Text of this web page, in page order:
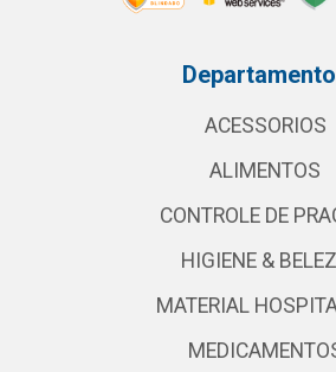
ACESSORIOS
ALIMENTOS
CONTROLE DE
HIGIENE &
MATERIAL